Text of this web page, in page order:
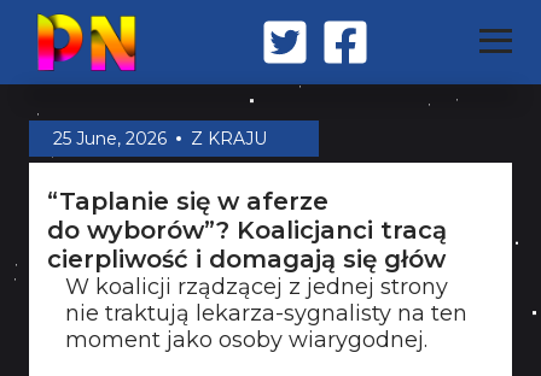
STRONA GŁÓWNA
Z KRAJU
ŚWIAT
25 June, 2026 Z KRAJU
“Taplanie się w aferze
do wyborów”? Koalicjanci tracą
cierpliwość i domagają się głów
W koalicji rządzącej z jednej strony
nie traktują lekarza-sygnalisty na ten
moment jako osoby wiarygodnej.